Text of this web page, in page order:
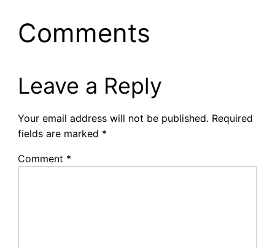
Comments
Leave a Reply
Your email address will not be published. Required
fields are marked *
Comment *